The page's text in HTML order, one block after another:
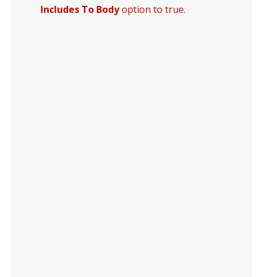
Includes To Bodyoption to true.